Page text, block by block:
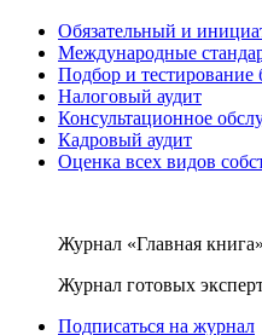
Обязательный и
Международные
Подбор и тестирование
Налоговый аудит
Консультационное
Кадровый аудит
Оценка всех видов
Журнал «Главная книга»
Журнал готовых
Подписаться на журнал